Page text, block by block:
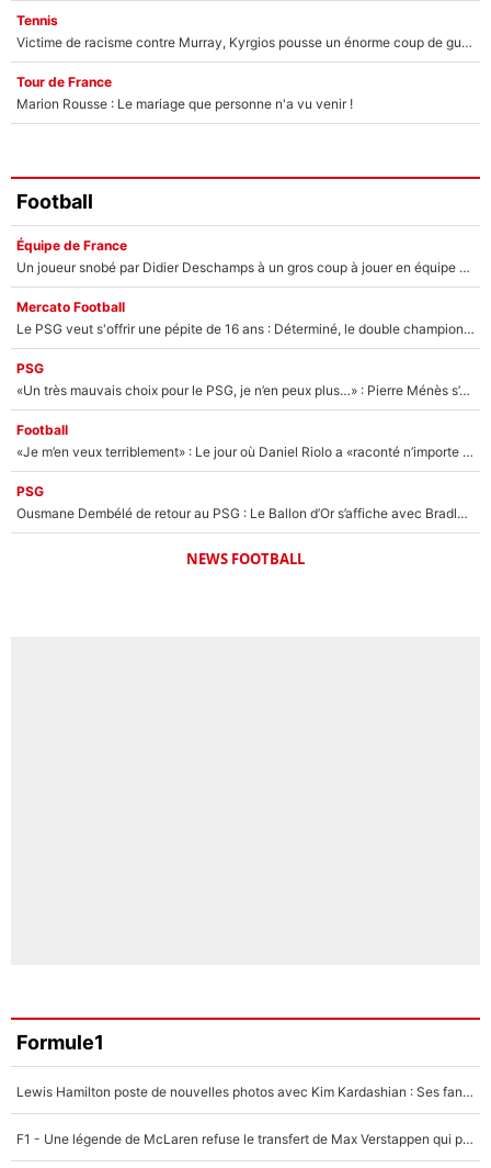
Tennis
Victime de racisme contre Murray, Kyrgios pousse un énorme coup de gueule !
Tour de France
Marion Rousse : Le mariage que personne n'a vu venir !
Football
Équipe de France
Un joueur snobé par Didier Deschamps à un gros coup à jouer en équipe de France : Zinedine Zidane a trouvé son numéro 9 ?
Mercato Football
Le PSG veut s'offrir une pépite de 16 ans : Déterminé, le double champion d'Europe en titre est prêt à lâcher 40M€ pour celui que l'on compare déjà à Vinicius Jr !
PSG
«Un très mauvais choix pour le PSG, je n’en peux plus…» : Pierre Ménès s’est complètement trompé avec Luis Enrique et ces déclarations le prouvent !
Football
«Je m’en veux terriblement» : Le jour où Daniel Riolo a «raconté n’importe quoi» dans l'After Foot !
PSG
Ousmane Dembélé de retour au PSG : Le Ballon d’Or s’affiche avec Bradley Barcola en plein cœur du feuilleton sur son départ !
NEWS FOOTBALL
Formule1
Lewis Hamilton poste de nouvelles photos avec Kim Kardashian : Ses fans le voient déjà redevenir champion du monde de F1 grâce à elle !
F1 - Une légende de McLaren refuse le transfert de Max Verstappen qui pourrait «faire des vagues» et plomber l'ambiance dans l'équipe